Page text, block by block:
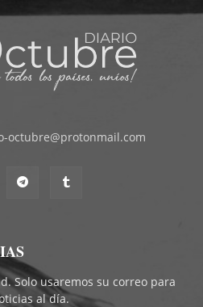
octubre@protonmail.com
Solo usaremos su correo para
al día.